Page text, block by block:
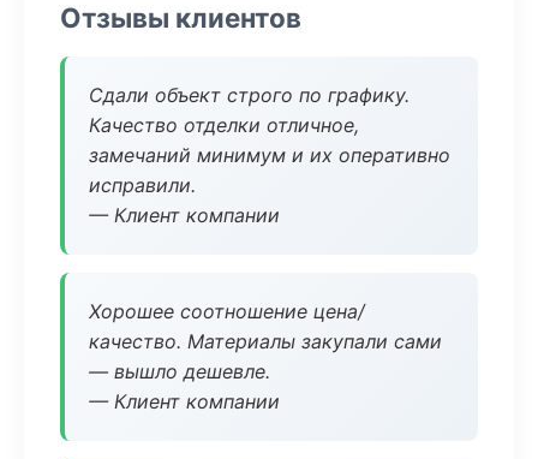
Отзывы клиентов
Сдали объект строго по графику.
Качество отделки отличное,
замечаний минимум и их оперативно
исправили.
— Клиент компании
Хорошее соотношение цена/
качество. Материалы закупали сами
— вышло дешевле.
— Клиент компании